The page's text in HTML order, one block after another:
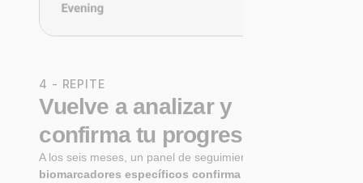
4 - REPITE
Vuelve a analizar y
confirma tu progreso
A los seis meses, un panel de seguimiento de
biomarcadores específicos confirma si tus